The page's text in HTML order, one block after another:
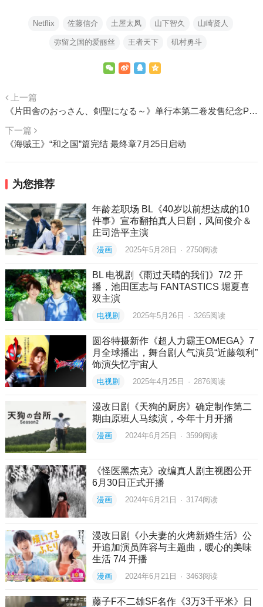
Netflix 佐藤信介 土屋太凤 山下智久 山崎贤人
弥留之国的爱丽丝 王者天下 矶村勇斗
上一篇
《片田舎のおっさん、剣聖になる～》单行本第二卷发售纪念PV公开
下一篇
《海贼王》“和之国”篇完结 最终章7月25日启动
为您推荐
年龄差职场 BL《40岁以前想达成的10
件事》宣布翻拍真人日剧，风间俊介＆
庄司浩平主演
漫画 2025年5月28日 · 2750阅读
BL 电视剧《雨过天晴的我们》7/2 开
播，池田匡志与 FANTASTICS 堀夏喜
双主演
电视剧 2025年5月26日 · 3265阅读
圆谷特摄新作《超人力霸王OMEGA》7
月全球播出，舞台剧人气演员“近藤颂利”
饰演失忆宇宙人
电视剧 2025年4月25日 · 2876阅读
漫改日剧《天狗的厨房》确定制作第二
期由原班人马续演，今年十月开播
漫画 2024年6月25日 · 3599阅读
《怪医黑杰克》改编真人剧主视图公开
6月30日正式开播
漫画 2024年6月21日 · 3174阅读
漫改日剧《小夫妻的火烤新婚生活》公
开追加演员阵容与主题曲，暖心的美味
生活 7/4 开播
漫画 2024年6月21日 · 3463阅读
藤子F不二雄SF名作《3万3千平米》日